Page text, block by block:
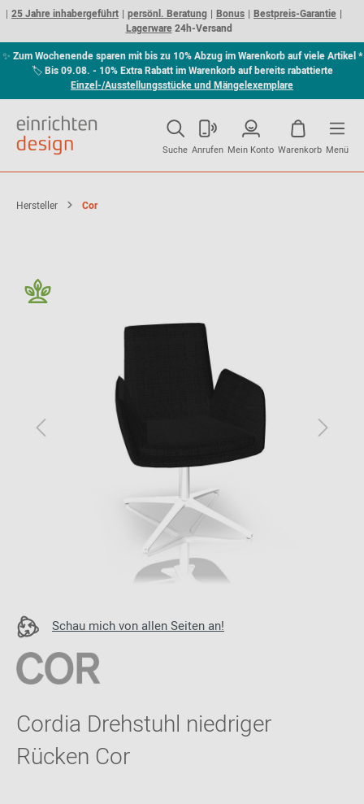
25 Jahre inhabergeführt persönl. Beratung Bonus
Bestpreis-Garantie
Lagerware24h-Versand
✨ Zum Wochenende sparen mit bis zu 10% Abzug im Warenkorb auf viele Artikel *
🏷Bis 09.08. - 10% Extra Rabatt im Warenkorb auf bereits rabattierte
Einzel-/Ausstellungsstücke und Mängelexemplare
Suche Anrufen Mein Konto Warenkorb Menü
Hersteller Cor
Schau mich von allen Seiten an!
Cordia Drehstuhl niedriger
Rücken Cor